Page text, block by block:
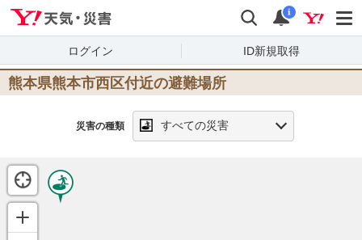
検索 通知
i
ログイン ID新規取得
熊本県熊本市西区付近の避難場所
災害の種類 すべての災害